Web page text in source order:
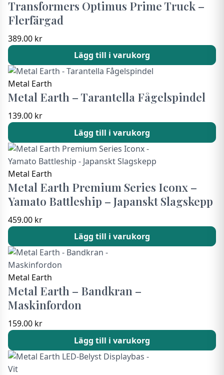
Transformers Optimus Prime Truck –
Flerfärgad
389.00 kr
Lägg till i varukorg
Metal Earth
Metal Earth – Tarantella Fågelspindel
139.00 kr
Lägg till i varukorg
Metal Earth
Metal Earth Premium Series Iconx –
Yamato Battleship – Japanskt Slagskepp
459.00 kr
Lägg till i varukorg
Metal Earth
Metal Earth – Bandkran –
Maskinfordon
159.00 kr
Lägg till i varukorg